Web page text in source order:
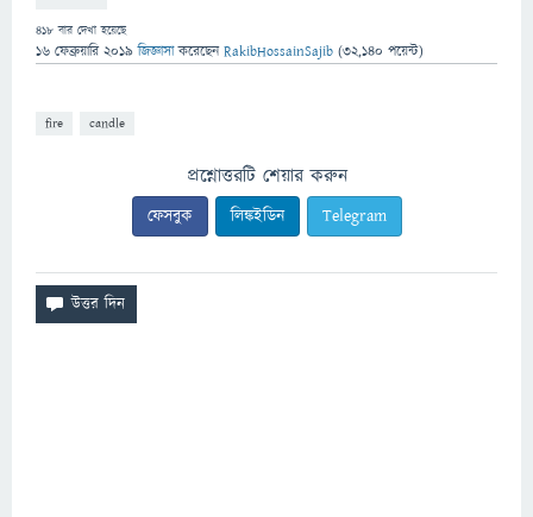
418 বার দেখা হয়েছে
16 ফেব্রুয়ারি 2019 জিজ্ঞাসাকরেছেনRakibHossainSajib (32,140 পয়েন্ট)
fire candle
প্রশ্নোত্তরটি শেয়ার করুন
ফেসবুক লিঙ্কইডিন Telegram